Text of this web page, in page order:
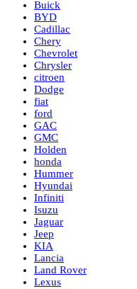
Buick
BYD
Cadillac
Chery
Chevrolet
Chrysler
citroen
Dodge
fiat
ford
GAC
GMC
Holden
honda
Hummer
Hyundai
Infiniti
Isuzu
Jaguar
Jeep
KIA
Lancia
Land Rover
Lexus